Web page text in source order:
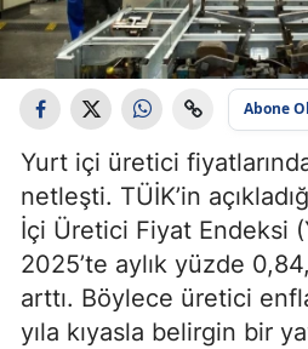
Abone Ol
Yurt içi üretici
netleşti. TÜİK’in
İçi Üretici Fiyat Endeksi
2025’te aylık yüzde
arttı. Böylece üretici
yıla kıyasla belirgin bir